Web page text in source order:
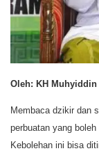
Oleh: KH
Membaca dzikir dan
perbuatan yang
Kebolehan ini bisa